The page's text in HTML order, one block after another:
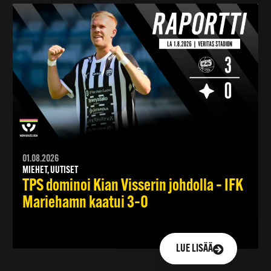
01.08.2026
MIEHET, UUTISET
TPS dominoi Kian Visserin johdolla – IFK
Mariehamn kaatui 3–0
LUE LISÄÄ